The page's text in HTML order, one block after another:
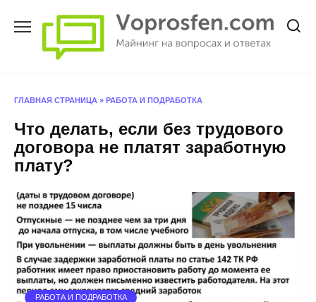
ГЛАВНАЯ СТРАНИЦА » РАБОТА И ПОДРАБОТКА
Что делать, если без трудового
договора не платят заработную
плату?
РАБОТА И ПОДРАБОТКА